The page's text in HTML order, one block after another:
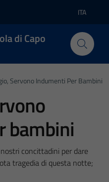
Lingua
ITA
di Capo
Servono Indumenti Per Bambini
bambini
concittadini per dare
tragedia di questa notte;